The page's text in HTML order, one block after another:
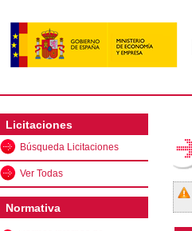
Licitaciones
Búsqueda Licitaciones
Ver Todas
Normativa